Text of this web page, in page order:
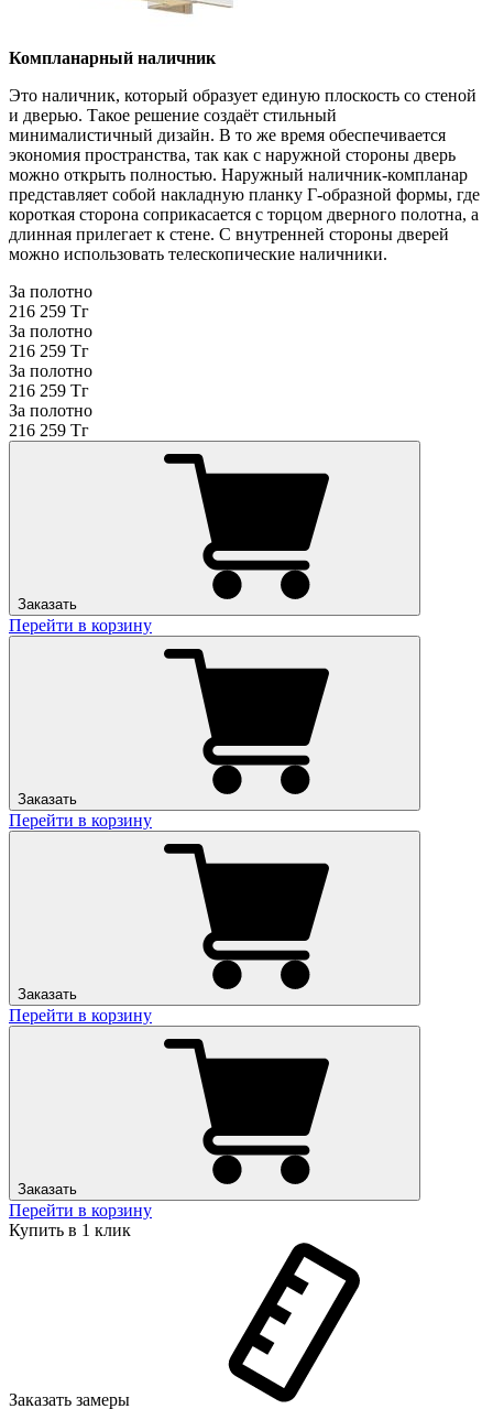
Компланарный наличник
Это наличник, который образует единую плоскость со стеной
и дверью. Такое решение создаёт стильный
минималистичный дизайн. В то же время обеспечивается
экономия пространства, так как с наружной стороны дверь
можно открыть полностью. Наружный наличник-компланар
представляет собой накладную планку Г-образной формы, где
короткая сторона соприкасается с торцом дверного полотна, а
длинная прилегает к стене. С внутренней стороны дверей
можно использовать телескопические наличники.
За полотно
216 259 Тг
За полотно
216 259 Тг
За полотно
216 259 Тг
За полотно
216 259 Тг
Заказать
Перейти в корзину
Заказать
Перейти в корзину
Заказать
Перейти в корзину
Заказать
Перейти в корзину
Купить в 1 клик
Заказать замеры